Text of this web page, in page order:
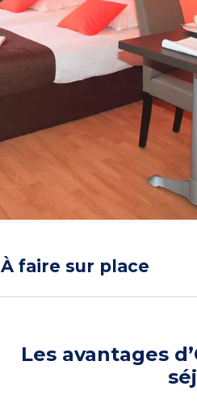
À faire sur place
Les avantages